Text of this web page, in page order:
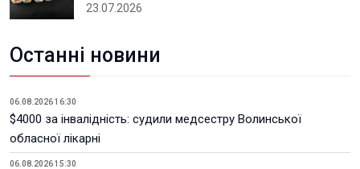
23.07.2026
Останні новини
06.08.2026 16:30
$4000 за інвалідність: судили медсестру Волинської
обласної лікарні
06.08.2026 15:30